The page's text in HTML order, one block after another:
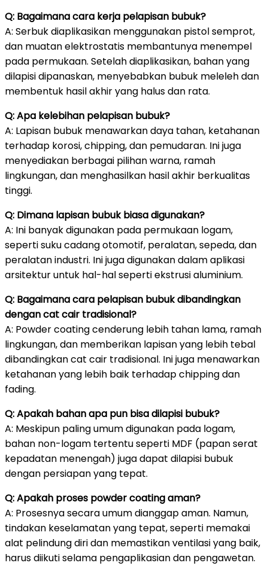
Q: Bagaimana cara kerja pelapisan bubuk?
A: Serbuk diaplikasikan menggunakan pistol semprot,
dan muatan elektrostatis membantunya menempel
pada permukaan. Setelah diaplikasikan, bahan yang
dilapisi dipanaskan, menyebabkan bubuk meleleh dan
membentuk hasil akhir yang halus dan rata.
Q: Apa kelebihan pelapisan bubuk?
A: Lapisan bubuk menawarkan daya tahan, ketahanan
terhadap korosi, chipping, dan pemudaran. Ini juga
menyediakan berbagai pilihan warna, ramah
lingkungan, dan menghasilkan hasil akhir berkualitas
tinggi.
Q: Dimana lapisan bubuk biasa digunakan?
A: Ini banyak digunakan pada permukaan logam,
seperti suku cadang otomotif, peralatan, sepeda, dan
peralatan industri. Ini juga digunakan dalam aplikasi
arsitektur untuk hal-hal seperti ekstrusi aluminium.
Q: Bagaimana cara pelapisan bubuk dibandingkan
dengan cat cair tradisional?
A: Powder coating cenderung lebih tahan lama, ramah
lingkungan, dan memberikan lapisan yang lebih tebal
dibandingkan cat cair tradisional. Ini juga menawarkan
ketahanan yang lebih baik terhadap chipping dan
fading.
Q: Apakah bahan apa pun bisa dilapisi bubuk?
A: Meskipun paling umum digunakan pada logam,
bahan non-logam tertentu seperti MDF (papan serat
kepadatan menengah) juga dapat dilapisi bubuk
dengan persiapan yang tepat.
Q: Apakah proses powder coating aman?
A: Prosesnya secara umum dianggap aman. Namun,
tindakan keselamatan yang tepat, seperti memakai
alat pelindung diri dan memastikan ventilasi yang baik,
harus diikuti selama pengaplikasian dan pengawetan.